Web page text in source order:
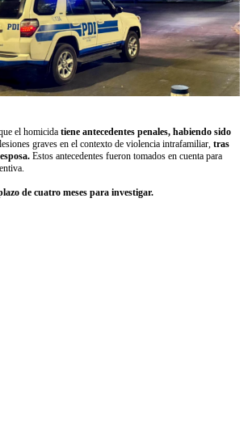
el homicida tiene antecedentes penales, habiendo sido
graves en el contexto de violencia intrafamiliar, tras
Estos antecedentes fueron tomados en cuenta para
de cuatro meses para investigar.